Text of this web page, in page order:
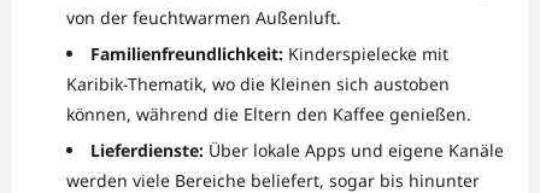
von der feuchtwarmen Außenluft.
Familienfreundlichkeit: Kinderspielecke mit
Karibik-Thematik, wo die Kleinen sich austoben
können, während die Eltern den Kaffee genießen.
Lieferdienste: Über lokale Apps und eigene Kanäle
werden viele Bereiche beliefert, sogar bis hinunter